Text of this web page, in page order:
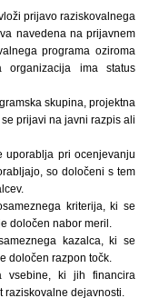
prijavo raziskovalnega
navedena na prijavnem
programa oziroma
organizacija ima status
skupina, projektna
prijavi na javni razpis ali
uporablja pri ocenjevanju
so določeni s tem
kriterija, ki se
določen nabor meril.
kazalca, ki se
določen razpon točk.
vsebine, ki jih financira
dejavnosti.